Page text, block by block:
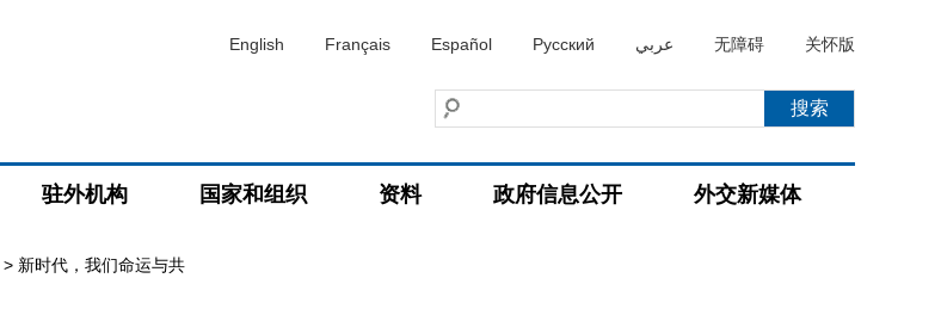
English Français Español Русский عربي 无障碍 关怀版
驻外机构 国家和组织 资料 政府信息公开 外交新媒体
> 新时代，我们命运与共